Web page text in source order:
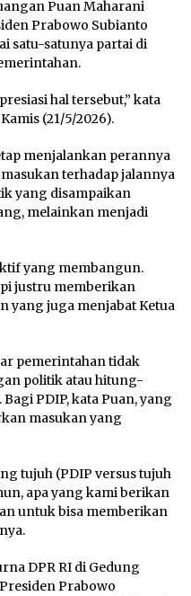
Puan Maharani
Prabowo Subianto
satu-satunya partai di
hal tersebut,” kata
Kamis (21/5/2026).
menjalankan perannya
terhadap jalannya
yang disampaikan
melainkan menjadi
yang membangun.
justru memberikan
yang juga menjabat Ketua
pemerintahan tidak
politik atau hitung-
PDIP, kata Puan, yang
masukan yang
tujuh (PDIP versus tujuh
apa yang kami berikan
untuk bisa memberikan
DPR RI di Gedung
Prabowo